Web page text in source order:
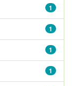
1
1
1
1